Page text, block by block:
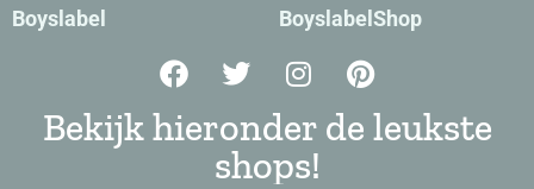
Boyslabel
BoyslabelShop
Bekijk hieronder de leukste
shops!